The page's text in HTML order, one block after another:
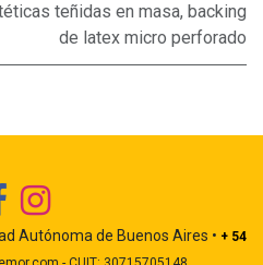
teñidas en masa, backing
de latex micro perforado
Autónoma de Buenos Aires • + 54